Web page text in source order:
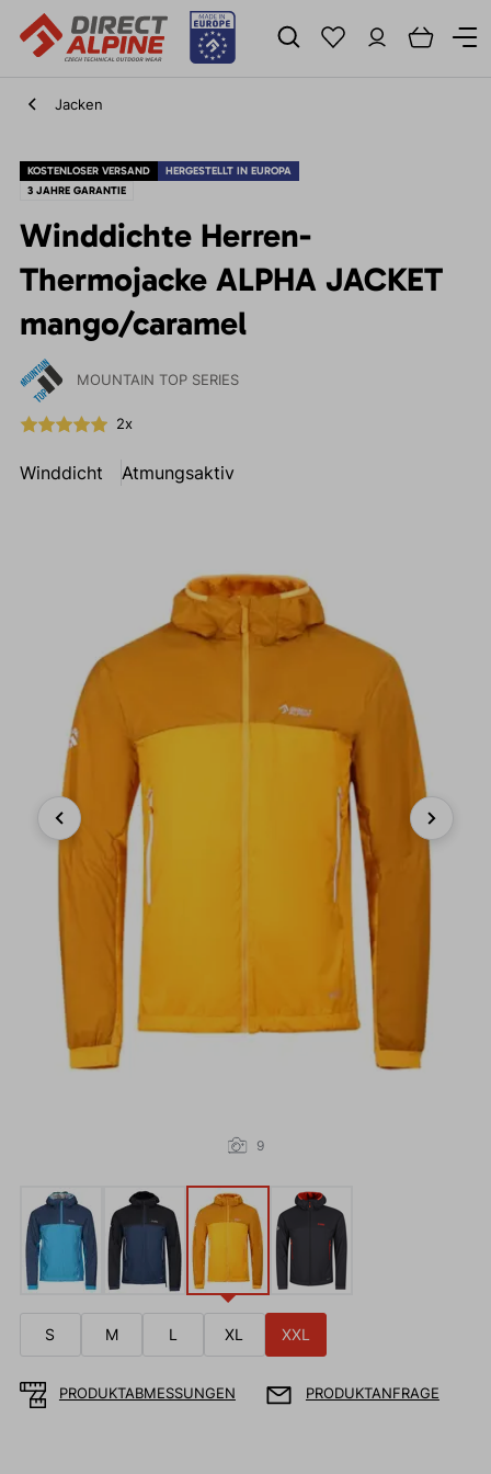
Jacken
KOSTENLOSER VERSAND
HERGESTELLT IN EUROPA
3 JAHRE GARANTIE
Winddichte Herren-
Thermojacke ALPHA JACKET
mango/caramel
MOUNTAIN TOP SERIES
2x
Winddicht Atmungsaktiv
Previous Next
9
S M L XL XXL
PRODUKTABMESSUNGEN PRODUKTANFRAGE